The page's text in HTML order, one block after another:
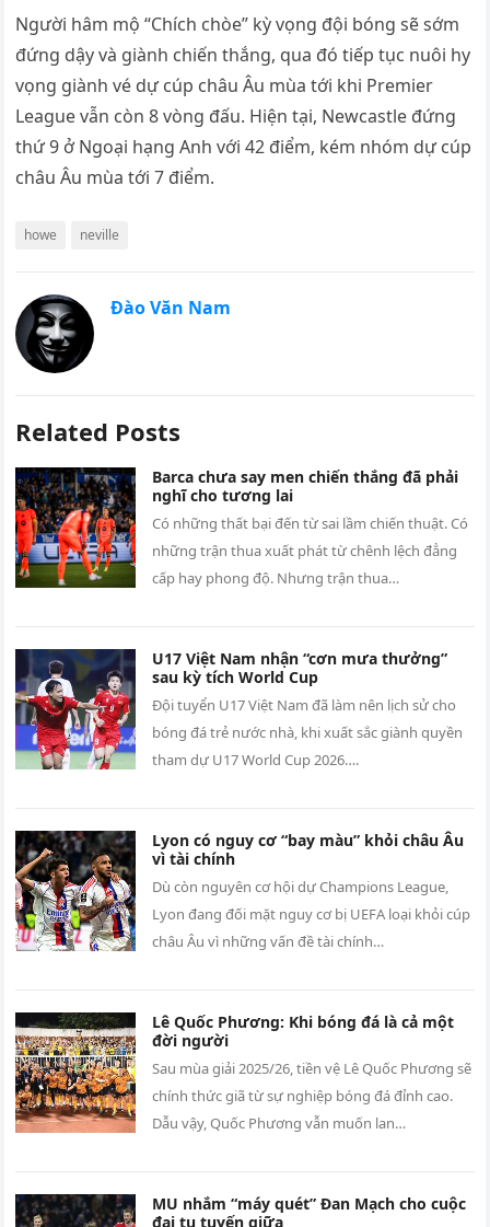
Người hâm mộ “Chích chòe” kỳ vọng đội bóng sẽ sớm
đứng dậy và giành chiến thắng, qua đó tiếp tục nuôi hy
vọng giành vé dự cúp châu Âu mùa tới khi Premier
League vẫn còn 8 vòng đấu. Hiện tại, Newcastle đứng
thứ 9 ở Ngoại hạng Anh với 42 điểm, kém nhóm dự cúp
châu Âu mùa tới 7 điểm.
howe neville
Đào Văn Nam
Related Posts
Barca chưa say men chiến thắng đã phải
nghĩ cho tương lai
Có những thất bại đến từ sai lầm chiến thuật. Có
những trận thua xuất phát từ chênh lệch đẳng
cấp hay phong độ. Nhưng trận thua…
U17 Việt Nam nhận “cơn mưa thưởng”
sau kỳ tích World Cup
Đội tuyển U17 Việt Nam đã làm nên lịch sử cho
bóng đá trẻ nước nhà, khi xuất sắc giành quyền
tham dự U17 World Cup 2026….
Lyon có nguy cơ “bay màu” khỏi châu Âu
vì tài chính
Dù còn nguyên cơ hội dự Champions League,
Lyon đang đối mặt nguy cơ bị UEFA loại khỏi cúp
châu Âu vì những vấn đề tài chính…
Lê Quốc Phương: Khi bóng đá là cả một
đời người
Sau mùa giải 2025/26, tiền vệ Lê Quốc Phương sẽ
chính thức giã từ sự nghiệp bóng đá đỉnh cao.
Dẫu vậy, Quốc Phương vẫn muốn lan…
MU nhắm “máy quét” Đan Mạch cho cuộc
đại tu tuyến giữa